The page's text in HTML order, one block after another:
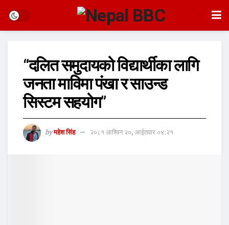
“दलित समुदायको विद्यार्थीका लागि
जनता माविमा पंखा र साउन्ड
सिस्टम सहयोग”
by महेश सिंह २०८१ आश्विन २०, आईतवार ०४:२१